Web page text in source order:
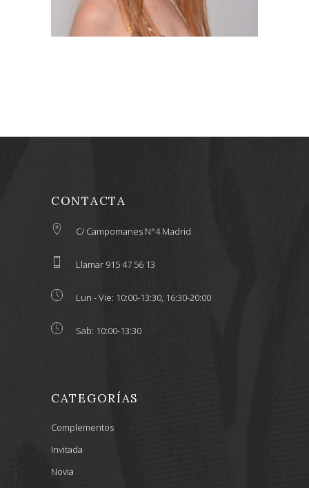
CONTACTA
C/ Campomanes N°4 Madrid
Llamar 915 47 56 13
Lun - Vie: 10:00-13:30, 16:30-20:00
Sab: 10:00-13:30
CATEGORÍAS
Complementos
Invitada
Novia